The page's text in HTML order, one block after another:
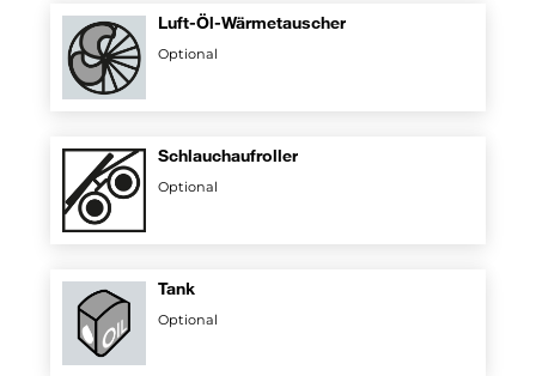
Luft-Öl-Wärmetauscher
Optional
Schlauchaufroller
Optional
Tank
Optional